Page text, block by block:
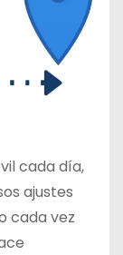
cada día,
ajustes
cada vez